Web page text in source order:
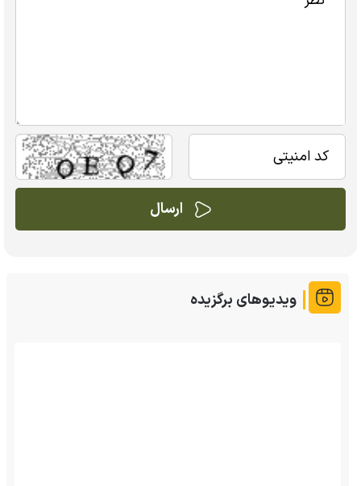
ویدیوهای برگزیده